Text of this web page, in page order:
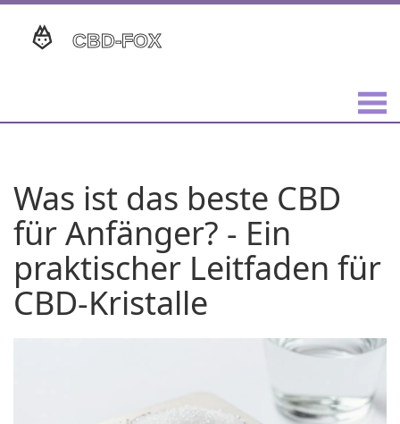
Was ist das beste CBD
für Anfänger? - Ein
praktischer Leitfaden für
CBD-Kristalle